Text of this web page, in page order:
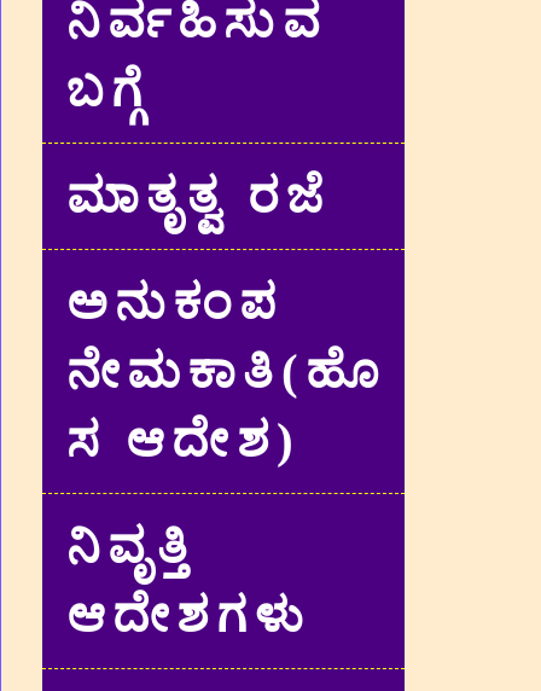
ನಿರ್ವಹಿಸುವ
ಬಗ್ಗೆ
ಮಾತೃತ್ವ ರಜೆ
ಅನುಕಂಪ
ನೇಮಕಾತಿ(ಹೊ
ಸ ಆದೇಶ)
ನಿವೃತ್ತಿ
ಆದೇಶಗಳು